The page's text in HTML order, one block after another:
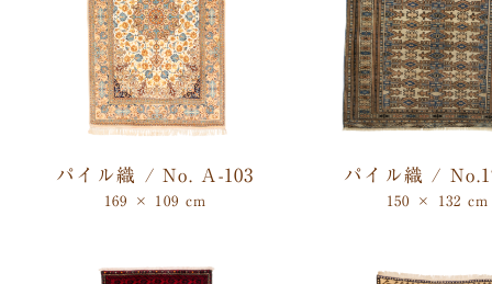
パイル織 / No. A-103
169 × 109 cm
パイル織 /
150 × 132 cm